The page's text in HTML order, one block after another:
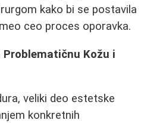
kako bi se postavila
ceo proces oporavka.
Kožu i
veliki deo estetske
konkretnih